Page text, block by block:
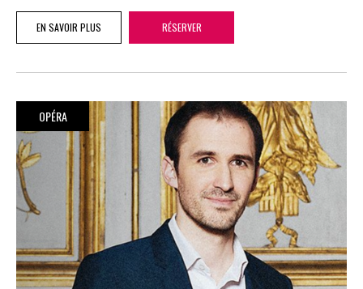
EN SAVOIR PLUS RÉSERVER
OPÉRA